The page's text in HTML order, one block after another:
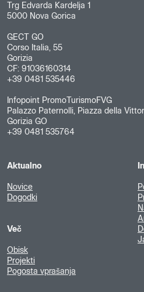
Trg Edvarda Kardelja 1
5000 Nova Gorica
GECT GO
Corso Italia, 55
Gorizia
CF: 91036160314
+39 0481 535446
Infopoint PromoTurismoFVG
Palazzo Paternolli, Piazza della
Gorizia GO
+39 0481 535764
Aktualno
Novice
Dogodki
Več
Obisk
Projekti
Pogosta vprašanja